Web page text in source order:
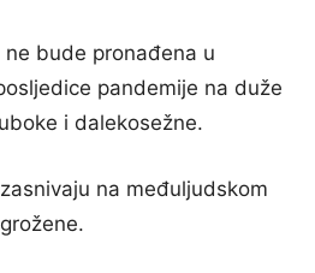
bude pronađena u
pandemije na duže
i dalekosežne.
na međuljudskom